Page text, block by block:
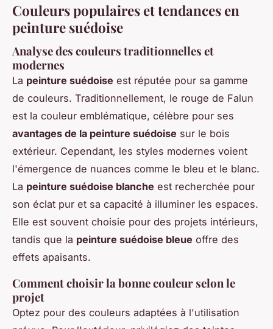
Couleurs populaires et tendances en
peinture suédoise
Analyse des couleurs traditionnelles et
modernes
La peinture suédoise est réputée pour sa gamme
de couleurs. Traditionnellement, le rouge de Falun
est la couleur emblématique, célèbre pour ses
avantages de la peinture suédoise sur le bois
extérieur. Cependant, les styles modernes voient
l'émergence de nuances comme le bleu et le blanc.
La peinture suédoise blanche est recherchée pour
son éclat pur et sa capacité à illuminer les espaces.
Elle est souvent choisie pour des projets intérieurs,
tandis que la peinture suédoise bleue offre des
effets apaisants.
Comment choisir la bonne couleur selon le
projet
Optez pour des couleurs adaptées à l'utilisation